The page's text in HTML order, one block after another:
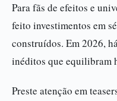
Para fãs de efeitos e
feito investimentos em
construídos. Em 2026,
inéditos que equilibram
Preste atenção em